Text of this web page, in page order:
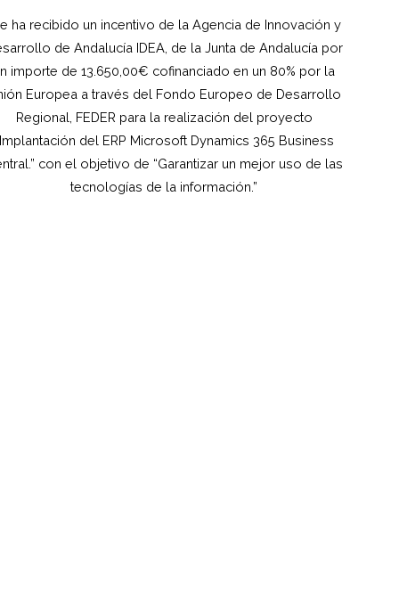
ha recibido un incentivo de la Agencia de Innovación y
de Andalucía IDEA, de la Junta de Andalucía por
importe de 13.650,00€ cofinanciado en un 80% por la
Europea a través del Fondo Europeo de Desarrollo
Regional, FEDER para la realización del proyecto
del ERP Microsoft Dynamics 365 Business
con el objetivo de “Garantizar un mejor uso de las
tecnologías de la información.”